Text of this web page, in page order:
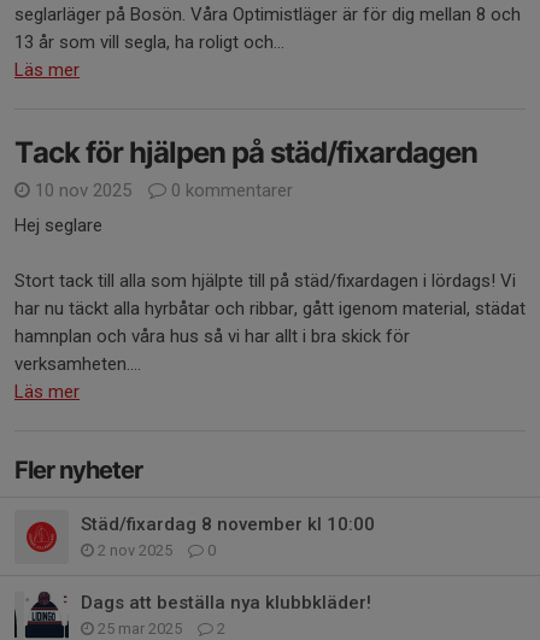
seglarläger på Bosön. Våra Optimistläger är för dig mellan 8 och
13 år som vill segla, ha roligt och...
Läs mer
Tack för hjälpen på städ/fixardagen
10 nov 2025
0 kommentarer
Hej seglare
Stort tack till alla som hjälpte till på städ/fixardagen i lördags! Vi
har nu täckt alla hyrbåtar och ribbar, gått igenom material, städat
hamnplan och våra hus så vi har allt i bra skick för
verksamheten....
Läs mer
Fler nyheter
Städ/fixardag 8 november kl 10:00
2 nov 2025 0
Dags att beställa nya klubbkläder!
25 mar 2025 2